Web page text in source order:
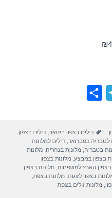
קלאב טבריה 13/02/2018
T
gr
a
m
eתגיות
דילים בצפון בינואר,דילים בצפון
לטבריה בפברואר,דילים למלונות
בטבריה,מלונות בנהריה,מלונות
בצפון במבצע,מלונות בצפון
בצפון הארץ למשפחות,מלונות בצפון
בצפון לזוגות,מלונות בצפת,
,מלונות זולים בצפת